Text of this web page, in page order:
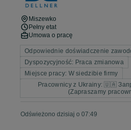
Miszewko
Pełny etat
Umowa o pracę
Odpowiednie doświadczenie
Dyspozycyjność: Praca zmianowa
Miejsce pracy: W siedzibie firmy
Pracownicy z Ukrainy: 🇺🇦
(Zapraszamy
Odświeżono dzisiaj o 07:49